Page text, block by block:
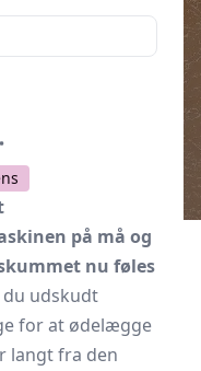
på må og
nu føles
du udskudt
for at ødelægge
langt fra den